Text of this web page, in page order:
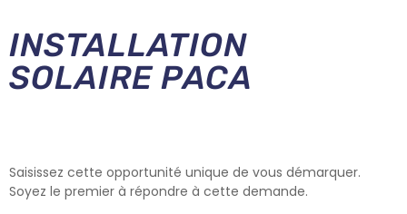
INSTALLATION
SOLAIRE PACA
Saisissez cette opportunité unique de vous démarquer.
Soyez le premier à répondre à cette demande.